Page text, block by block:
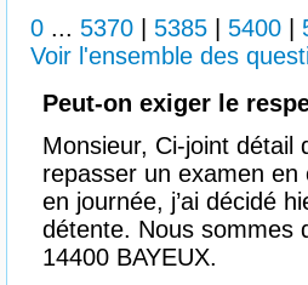
0 ... 5370 5385 5400
Voir l'ensemble des
Peut-on exiger le
Monsieur, Ci-joint détail
repasser un examen
en journée, j’ai décidé
détente. Nous sommes
14400 BAYEUX.